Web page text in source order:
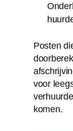
Posten
voor
komen.